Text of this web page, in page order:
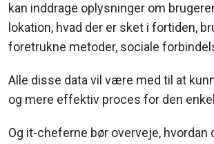
kan inddrage oplysninger om
lokation, hvad der er sket i fortiden,
foretrukne metoder, sociale
Alle disse data vil være med til at
og mere effektiv proces for den
Og it-cheferne bør overveje, hvordan